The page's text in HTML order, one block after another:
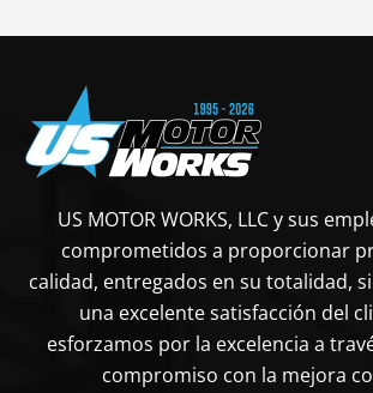
US MOTOR WORKS, LLC y sus
comprometidos a proporcionar
calidad, entregados en su totalidad,
una excelente satisfacción del
esforzamos por la excelencia a
compromiso con la mejora